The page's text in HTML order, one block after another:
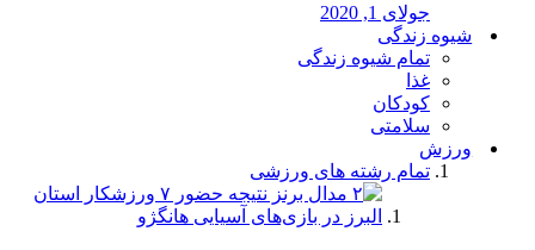
جولای 1, 2020
شیوه زندگی
تمام شیوه زندگی
غذا
کودکان
سلامتی
ورزش
تمام رشته های ورزشی